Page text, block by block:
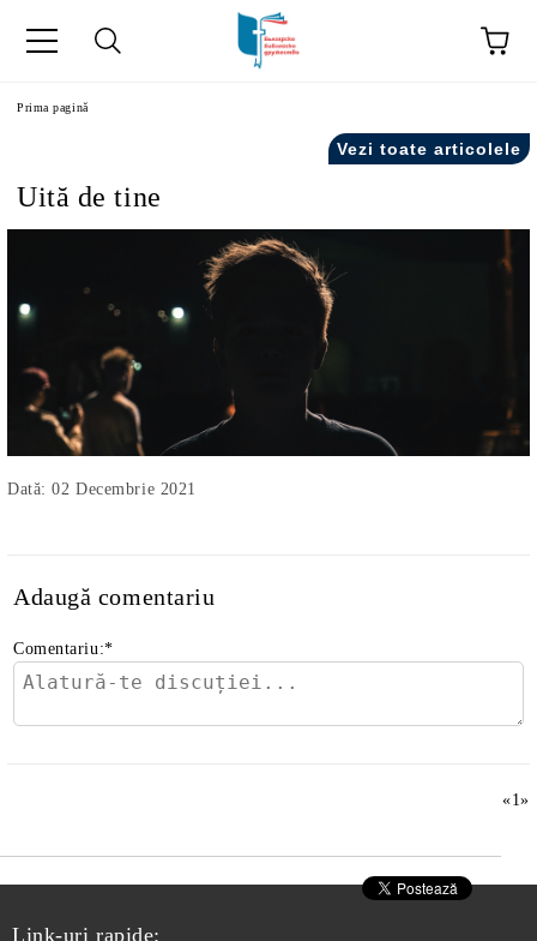
Prima pagină
Vezi toate articolele
Uită de tine
Dată: 02 Decembrie 2021
Adaugă comentariu
Comentariu:*
«1»
Link-uri rapide: